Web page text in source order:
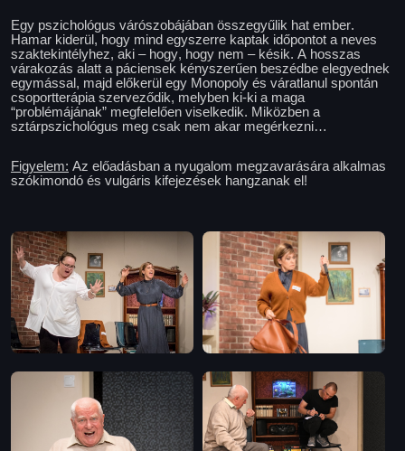
Egy pszichológus várószobájában összegyűlik hat ember.
Hamar kiderül, hogy mind egyszerre kaptak időpontot a neves
szaktekintélyhez, aki – hogy, hogy nem – késik. A hosszas
várakozás alatt a páciensek kényszerűen beszédbe elegyednek
egymással, majd előkerül egy Monopoly és váratlanul spontán
csoportterápia szerveződik, melyben ki-ki a maga
“problémájának” megfelelően viselkedik. Miközben a
sztárpszichológus meg csak nem akar megérkezni…
Figyelem: Az előadásban a nyugalom megzavarására alkalmas
szókimondó és vulgáris kifejezések hangzanak el!